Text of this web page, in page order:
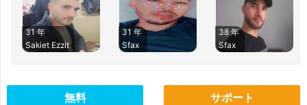
31 年
Sakiet Ezzit
31 年
Sfax
38 年
Sfax
無料 サポート